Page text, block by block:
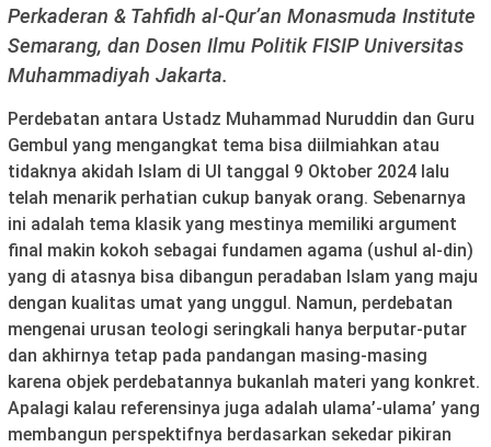
Perkaderan & Tahfidh al-Qur’an Monasmuda Institute
Semarang, dan Dosen Ilmu Politik FISIP Universitas
Muhammadiyah Jakarta.
Perdebatan antara Ustadz Muhammad Nuruddin dan Guru
Gembul yang mengangkat tema bisa diilmiahkan atau
tidaknya akidah Islam di UI tanggal 9 Oktober 2024 lalu
telah menarik perhatian cukup banyak orang. Sebenarnya
ini adalah tema klasik yang mestinya memiliki argument
final makin kokoh sebagai fundamen agama (ushul al-din)
yang di atasnya bisa dibangun peradaban Islam yang maju
dengan kualitas umat yang unggul. Namun, perdebatan
mengenai urusan teologi seringkali hanya berputar-putar
dan akhirnya tetap pada pandangan masing-masing
karena objek perdebatannya bukanlah materi yang konkret.
Apalagi kalau referensinya juga adalah ulama’-ulama’ yang
membangun perspektifnya berdasarkan sekedar pikiran